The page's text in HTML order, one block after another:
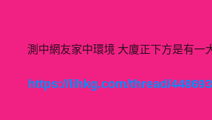
測中網友家中環境 大廈正下方是有一
https://lihkg.com/thread/